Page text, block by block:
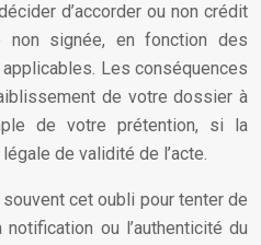
d’accorder ou non crédit
non signée, en fonction des
Les conséquences
de votre dossier à
de votre prétention, si la
de validité de l’acte.
cet oubli pour tenter de
ou l’authenticité du